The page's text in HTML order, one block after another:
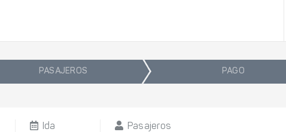
PASAJEROS PAGO
Ida
Pasajeros